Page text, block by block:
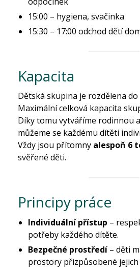
15:00 – hygiena, svačinka
15:30 – 17:00 odchod dětí
Kapacita
Dětská skupina je rozdělena do
Maximální celková kapacita
Díky tomu vytváříme rodinnou
můžeme se každému dítěti
Vždy jsou přítomny alespoň 6
svěřené děti.
Principy práce
Individuální přístup –
potřeby každého dítěte.
Bezpečné prostředí – děti
prostory přizpůsobené jejich